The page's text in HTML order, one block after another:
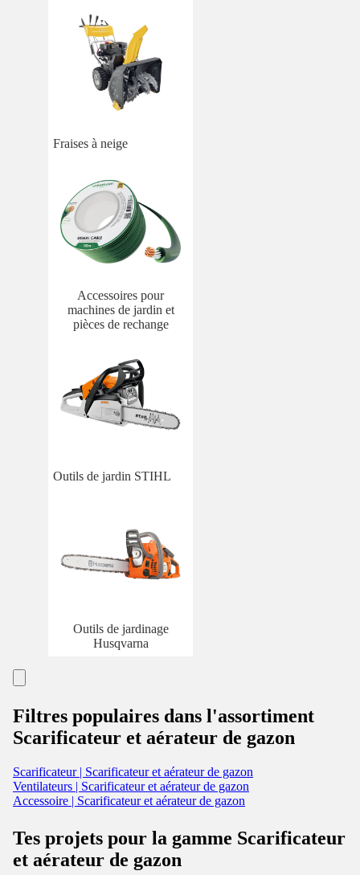
Fraises à neige
Accessoires pour
machines de jardin et
pièces de rechange
Outils de jardin STIHL
Outils de jardinage
Husqvarna
Filtres populaires dans l'assortiment
Scarificateur et aérateur de gazon
Scarificateur | Scarificateur et aérateur de gazon
Ventilateurs | Scarificateur et aérateur de gazon
Accessoire | Scarificateur et aérateur de gazon
Tes projets pour la gamme Scarificateur
et aérateur de gazon